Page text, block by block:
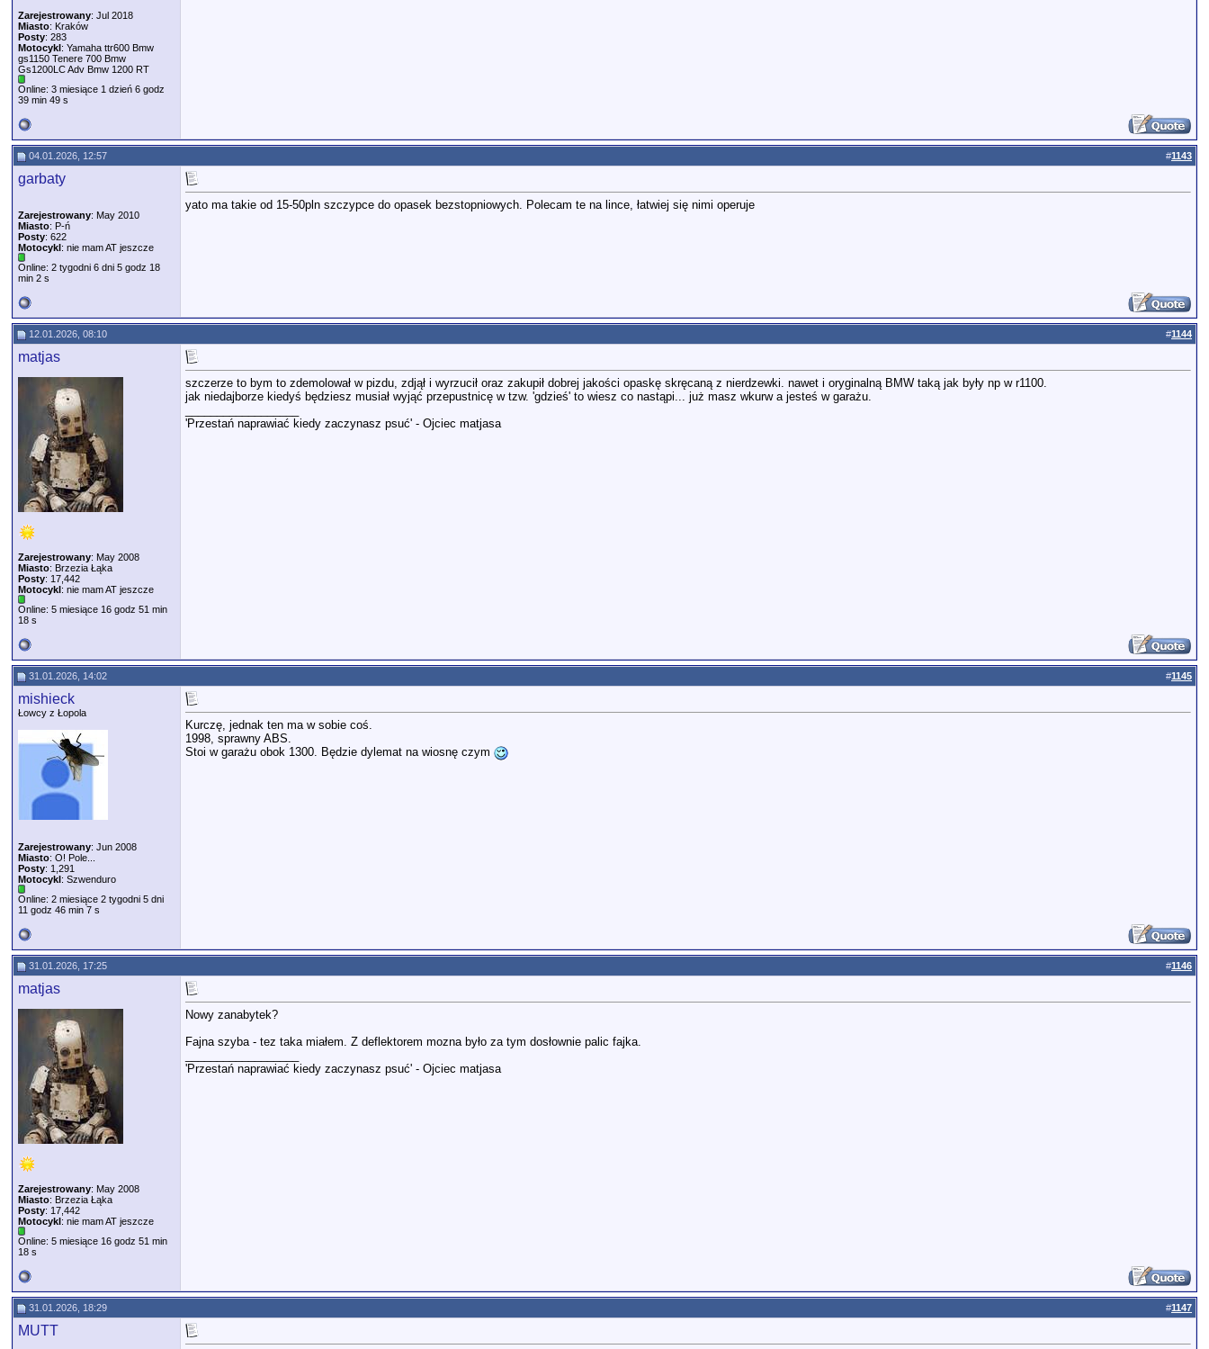
Zarejestrowany: Jul 2018
Miasto: Kraków
Posty: 283
Motocykl: Yamaha ttr600 Bmw
gs1150 Tenere 700 Bmw
Gs1200LC Adv Bmw 1200 RT
Online: 3 miesiące 1 dzień 6 godz
39 min 49 s
04.01.2026, 12:57 #1143
garbaty
Zarejestrowany: May 2010
Miasto: P-ń
Posty: 622
Motocykl: nie mam AT jeszcze
Online: 2 tygodni 6 dni 5 godz 18
min 2 s
yato ma takie od 15-50pln szczypce do opasek bezstopniowych. Polecam te na lince, łatwiej się nimi operuje
12.01.2026, 08:10 #1144
matjas
Zarejestrowany: May 2008
Miasto: Brzezia Łąka
Posty: 17,442
Motocykl: nie mam AT jeszcze
Online: 5 miesiące 16 godz 51 min
18 s
szczerze to bym to zdemolował w pizdu, zdjął i wyrzucił oraz zakupił dobrej jakości opaskę skręcaną z nierdzewki. nawet i oryginalną BMW taką jak były np w r1100.
jak niedajborze kiedyś będziesz musiał wyjąć przepustnicę w tzw. 'gdzieś' to wiesz co nastąpi... już masz wkurw a jesteś w garażu.
'Przestań naprawiać kiedy zaczynasz psuć' - Ojciec matjasa
31.01.2026, 14:02 #1145
mishieck
Łowcy z Łopola
Zarejestrowany: Jun 2008
Miasto: O! Pole...
Posty: 1,291
Motocykl: Szwenduro
Online: 2 miesiące 2 tygodni 5 dni
11 godz 46 min 7 s
Kurczę, jednak ten ma w sobie coś.
1998, sprawny ABS.
Stoi w garażu obok 1300. Będzie dylemat na wiosnę czym
31.01.2026, 17:25 #1146
matjas
Zarejestrowany: May 2008
Miasto: Brzezia Łąka
Posty: 17,442
Motocykl: nie mam AT jeszcze
Online: 5 miesiące 16 godz 51 min
18 s
Nowy zanabytek?
Fajna szyba - tez taka miałem. Z deflektorem mozna było za tym dosłownie palic fajka.
'Przestań naprawiać kiedy zaczynasz psuć' - Ojciec matjasa
31.01.2026, 18:29 #1147
MUTT